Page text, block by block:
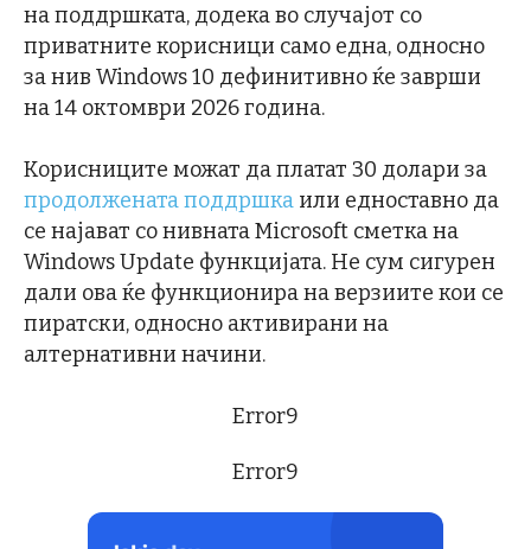
на поддршката, додека во случајот со
приватните корисници само една, односно
за нив Windows 10 дефинитивно ќе заврши
на 14 октомври 2026 година.
Корисниците можат да платат 30 долари за
продолжената поддршка или едноставно да
се најават со нивната Microsoft сметка на
Windows Update функцијата. Не сум сигурен
дали ова ќе функционира на верзиите кои се
пиратски, односно активирани на
алтернативни начини.
Error9
Error9